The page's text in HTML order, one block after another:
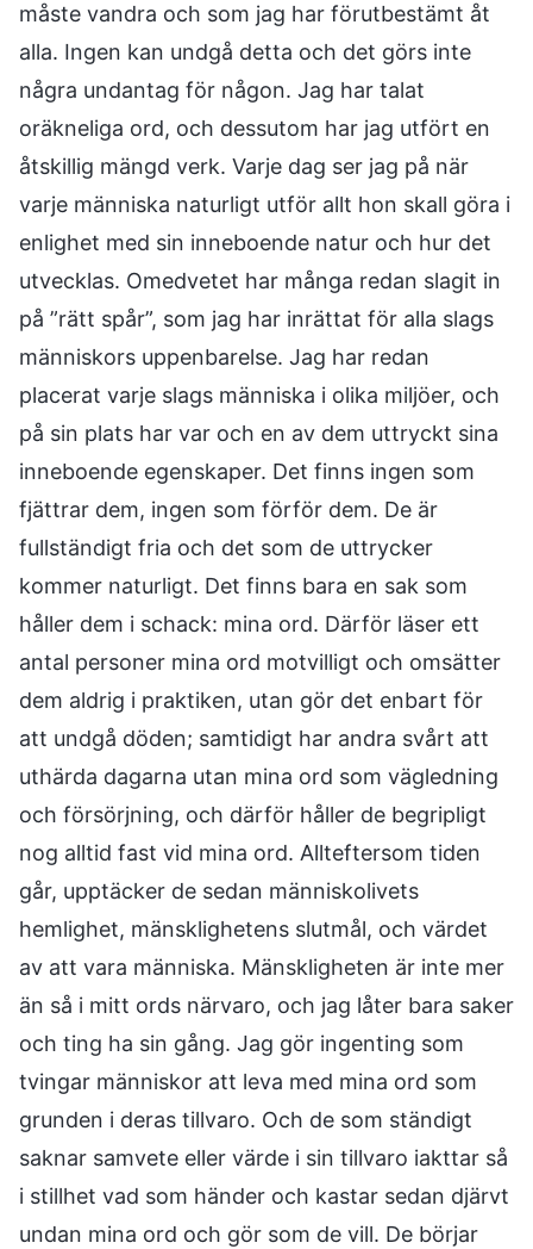
måste vandra och som jag har förutbestämt åt
alla. Ingen kan undgå detta och det görs inte
några undantag för någon. Jag har talat
oräkneliga ord, och dessutom har jag utfört en
åtskillig mängd verk. Varje dag ser jag på när
varje människa naturligt utför allt hon skall göra i
enlighet med sin inneboende natur och hur det
utvecklas. Omedvetet har många redan slagit in
på ”rätt spår”, som jag har inrättat för alla slags
människors uppenbarelse. Jag har redan
placerat varje slags människa i olika miljöer, och
på sin plats har var och en av dem uttryckt sina
inneboende egenskaper. Det finns ingen som
fjättrar dem, ingen som förför dem. De är
fullständigt fria och det som de uttrycker
kommer naturligt. Det finns bara en sak som
håller dem i schack: mina ord. Därför läser ett
antal personer mina ord motvilligt och omsätter
dem aldrig i praktiken, utan gör det enbart för
att undgå döden; samtidigt har andra svårt att
uthärda dagarna utan mina ord som vägledning
och försörjning, och därför håller de begripligt
nog alltid fast vid mina ord. Allteftersom tiden
går, upptäcker de sedan människolivets
hemlighet, mänsklighetens slutmål, och värdet
av att vara människa. Mänskligheten är inte mer
än så i mitt ords närvaro, och jag låter bara saker
och ting ha sin gång. Jag gör ingenting som
tvingar människor att leva med mina ord som
grunden i deras tillvaro. Och de som ständigt
saknar samvete eller värde i sin tillvaro iakttar så
i stillhet vad som händer och kastar sedan djärvt
undan mina ord och gör som de vill. De börjar